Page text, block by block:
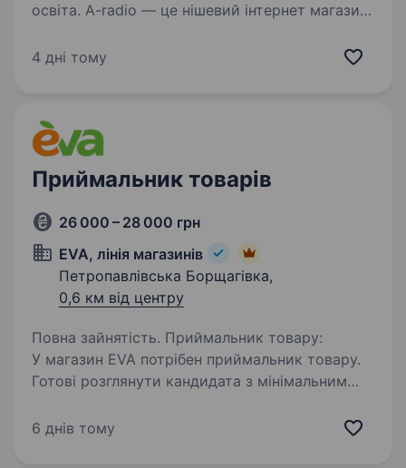
освіта. A-radio — це нішевий інтернет магазин,
та електроніки. Основні напрямки діяльності:
4 дні тому
Приймальник товарів
26 000 – 28 000 грн
EVA, лінія магазинів
Петропавлівська Борщагівка,
0,6 км від центру
Повна зайнятість. Приймальник товару:
У магазин EVA потрібен приймальник товару.
Готові розглянути кандидата з мінімальним
приймальником. Гарантуємо базові соціальні
6 днів тому